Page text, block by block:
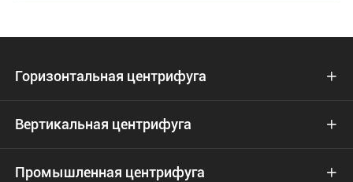
Горизонтальная центрифуга 
Вертикальная центрифуга 
Промышленная центрифуга 